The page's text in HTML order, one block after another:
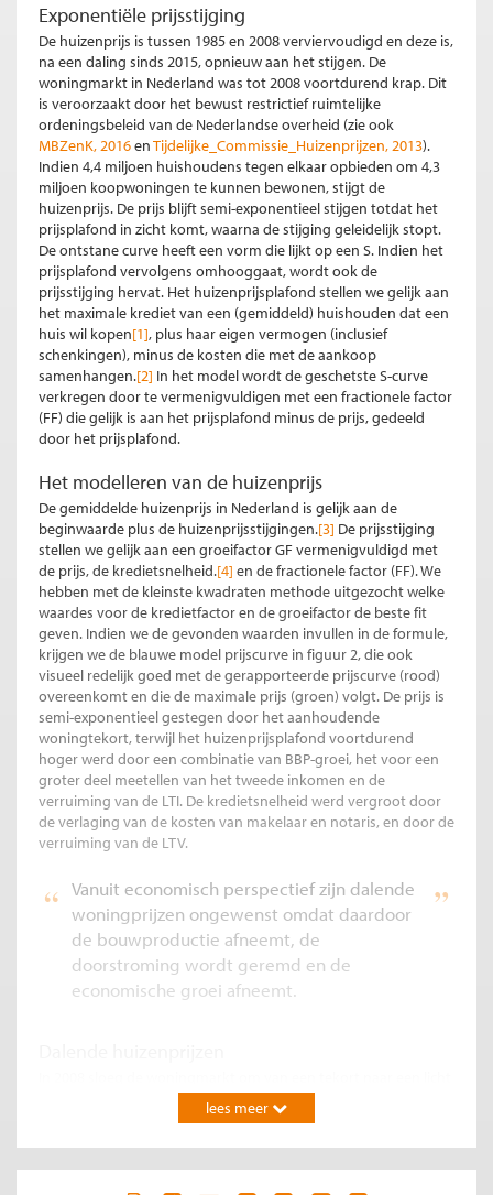
Exponentiële prijsstijging
De huizenprijs is tussen 1985 en 2008 verviervoudigd en deze is,
na een daling sinds 2015, opnieuw aan het stijgen. De
woningmarkt in Nederland was tot 2008 voortdurend krap. Dit
is veroorzaakt door het bewust restrictief ruimtelijke
ordeningsbeleid van de Nederlandse overheid (zie ook
MBZenK, 2016enTijdelijke_Commissie_Huizenprijzen, 2013).
Indien 4,4 miljoen huishoudens tegen elkaar opbieden om 4,3
miljoen koopwoningen te kunnen bewonen, stijgt de
huizenprijs. De prijs blijft semi-exponentieel stijgen totdat het
prijsplafond in zicht komt, waarna de stijging geleidelijk stopt.
De ontstane curve heeft een vorm die lijkt op een S. Indien het
prijsplafond vervolgens omhooggaat, wordt ook de
prijsstijging hervat. Het huizenprijsplafond stellen we gelijk aan
het maximale krediet van een (gemiddeld) huishouden dat een
huis wil kopen[1], plus haar eigen vermogen (inclusief
schenkingen), minus de kosten die met de aankoop
samenhangen.[2] In het model wordt de geschetste S-curve
verkregen door te vermenigvuldigen met een fractionele factor
(FF) die gelijk is aan het prijsplafond minus de prijs, gedeeld
door het prijsplafond.
Het modelleren van de huizenprijs
De gemiddelde huizenprijs in Nederland is gelijk aan de
beginwaarde plus de huizenprijsstijgingen.[3] De prijsstijging
stellen we gelijk aan een groeifactor GF vermenigvuldigd met
de prijs, de kredietsnelheid.[4] en de fractionele factor (FF). We
hebben met de kleinste kwadraten methode uitgezocht welke
waardes voor de kredietfactor en de groeifactor de beste fit
geven. Indien we de gevonden waarden invullen in de formule,
krijgen we de blauwe model prijscurve in figuur 2, die ook
visueel redelijk goed met de gerapporteerde prijscurve (rood)
overeenkomt en die de maximale prijs (groen) volgt. De prijs is
semi-exponentieel gestegen door het aanhoudende
woningtekort, terwijl het huizenprijsplafond voortdurend
hoger werd door een combinatie van BBP-groei, het voor een
groter deel meetellen van het tweede inkomen en de
verruiming van de LTI. De kredietsnelheid werd vergroot door
de verlaging van de kosten van makelaar en notaris, en door de
verruiming van de LTV.
Vanuit economisch perspectief zijn dalende
woningprijzen ongewenst omdat daardoor
de bouwproductie afneemt, de
doorstroming wordt geremd en de
economische groei afneemt.
Peels & Dankers, 2017) aan woningen en als gevolg
daarvan begonnen de huizenprijzen te dalen. Net zoals een
lees meer